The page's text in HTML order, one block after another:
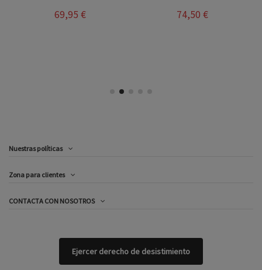
69,95 € 74,50 €
Nuestras políticas
Zona para clientes
CONTACTA CON NOSOTROS
Ejercer derecho de desistimiento